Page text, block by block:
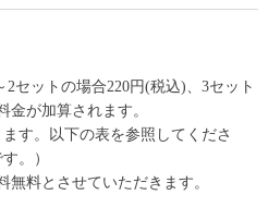
セットの場合220円(税込)、3セット
金が加算されます。
す。以下の表を参照してくださ
。）
料とさせていただきます。